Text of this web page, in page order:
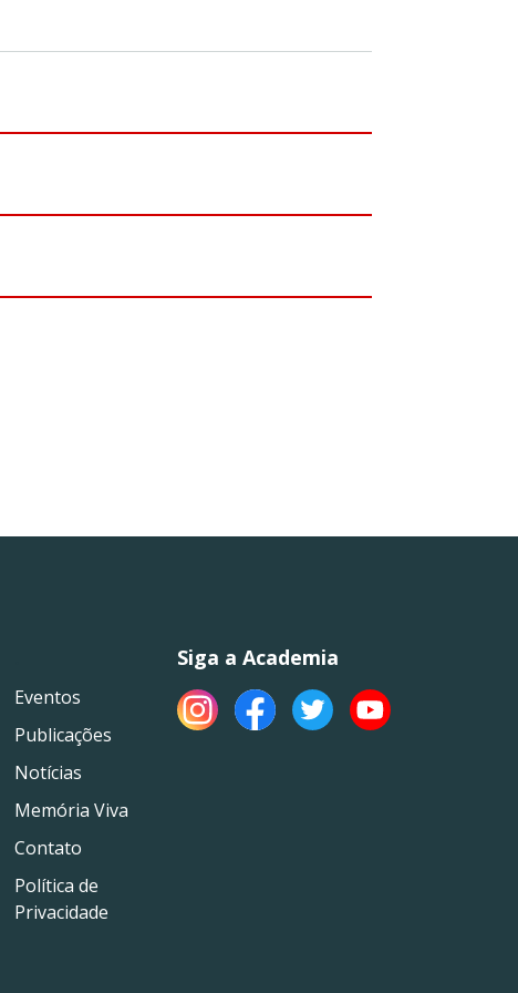
Eventos
Publicações
Notícias
Memória Viva
Contato
Política de
Privacidade
Siga a Academia